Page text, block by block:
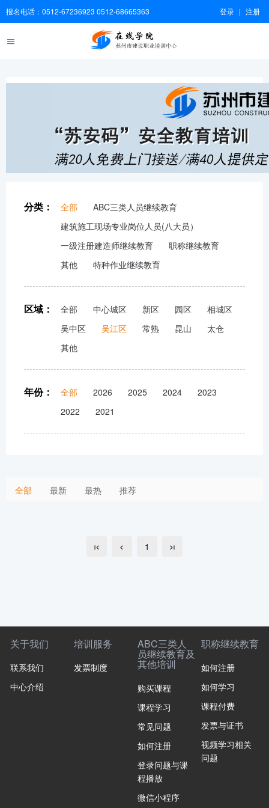
报名电话：0512-67236923 0512-68665363 登录 | 注册
分类： 全部
ABC三类人员继续教育
建筑施工现场专业岗位人员(八大员）
一级注册建造师继续教育
职称继续教育
其他
特种作业继续教育
区域： 全部 中心城区 新区 园区
相城区
吴中区
吴江区 常熟 昆山
太仓
其他
年份： 全部 2026 2025 2024
2023
2022
2021
全部 最新 最热 推荐
1
关于我们
联系我们
中心介绍
培训服务
发票制度
ABC三类人
员继续教育及
其他培训
购买课程
课程学习
常见问题
如何注册
登录问题与课
程播放
微信小程序
职称继续教育
如何注册
如何学习
课程付费
发票与证书
视频学习相关
问题